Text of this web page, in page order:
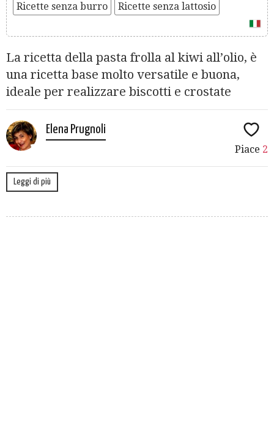
Ricette senza burro
Ricette senza lattosio
La ricetta della pasta frolla al kiwi all’olio, è
una ricetta base molto versatile e buona,
ideale per realizzare biscotti e crostate
Elena Prugnoli
Piace 2
Leggi di più